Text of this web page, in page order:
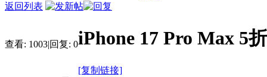
返回列表
查看: 1003|回复: 0iPhone 17 Pro Max 5
[复制链接]